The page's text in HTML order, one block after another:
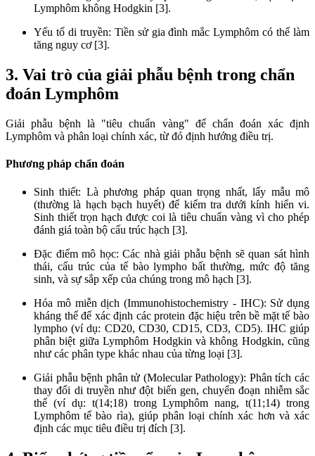
Lymphôm không Hodgkin [3].
Yếu tố di truyền: Tiền sử gia đình mắc Lymphôm có thể làm
tăng nguy cơ [3].
3. Vai trò của giải phẫu bệnh trong chẩn
đoán Lymphôm
Giải phẫu bệnh là "tiêu chuẩn vàng" để chẩn đoán xác định
Lymphôm và phân loại chính xác, từ đó định hướng điều trị.
Phương pháp chẩn đoán
Sinh thiết: Là phương pháp quan trọng nhất, lấy mẫu mô
(thường là hạch bạch huyết) để kiểm tra dưới kính hiển vi.
Sinh thiết trọn hạch được coi là tiêu chuẩn vàng vì cho phép
đánh giá toàn bộ cấu trúc hạch [3].
Đặc điểm mô học: Các nhà giải phẫu bệnh sẽ quan sát hình
thái, cấu trúc của tế bào lympho bất thường, mức độ tăng
sinh, và sự sắp xếp của chúng trong mô hạch [3].
Hóa mô miễn dịch (Immunohistochemistry - IHC): Sử dụng
kháng thể để xác định các protein đặc hiệu trên bề mặt tế bào
lympho (ví dụ: CD20, CD30, CD15, CD3, CD5). IHC giúp
phân biệt giữa Lymphôm Hodgkin và không Hodgkin, cũng
như các phân type khác nhau của từng loại [3].
Giải phẫu bệnh phân tử (Molecular Pathology): Phân tích các
thay đổi di truyền như đột biến gen, chuyển đoạn nhiễm sắc
thể (ví dụ: t(14;18) trong Lymphôm nang, t(11;14) trong
Lymphôm tế bào rìa), giúp phân loại chính xác hơn và xác
định các mục tiêu điều trị đích [3].